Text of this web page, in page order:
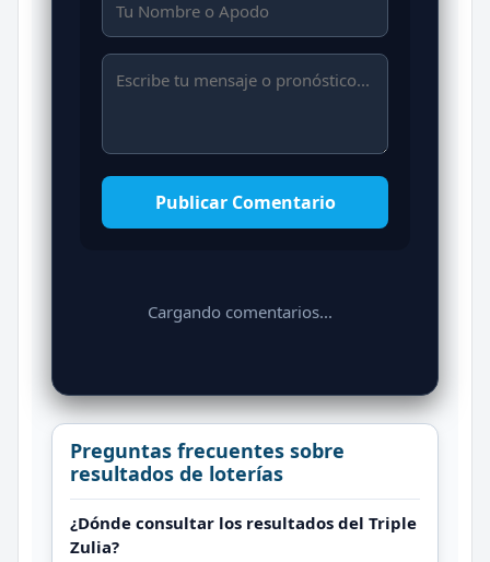
Publicar Comentario
Cargando comentarios...
Preguntas frecuentes sobre
resultados de loterías
¿Dónde consultar los resultados del Triple
Zulia?